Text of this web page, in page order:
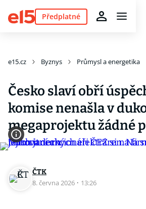
Předplatné
e15.cz Byznys Průmysl a energetika
Česko slaví obří
komise nenašla v
megaprojektu žádné
ČTK
8. června 2026 · 13:26